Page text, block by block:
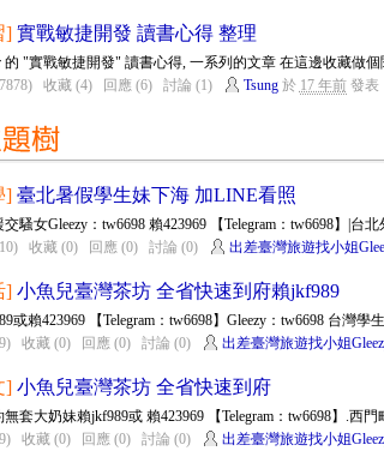
] 實戰敏捷開發 讀書心得 整理
的 "實戰敏捷開發" 讀書心得, 一系列的文章 在這邊收藏做
收藏 (4) 回應 (6) 討論 (1) Tsung於 17 年前發表
] 臺北暑假學生妹下海 加LINE看照
交騷女Gleezy：tw6698 賴423969 【Telegram：tw6698】|台
收藏 (0) 回應 (0) 討論 (0) 出差臺灣旅遊找小姐
] 小魚兒臺灣茶坊 全省快速到府賴jkf989
或賴423969 【Telegram：tw6698】Gleezy：tw6698 台灣學
收藏 (0) 回應 (0) 討論 (0) 出差臺灣旅遊找小姐
] 小魚兒臺灣茶坊 全省快速到府
無套大奶妹賴jkf989或 賴423969 【Telegram：tw6698】.西
收藏 (0) 回應 (0) 討論 (0) 出差臺灣旅遊找小姐